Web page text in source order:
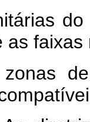
as
de